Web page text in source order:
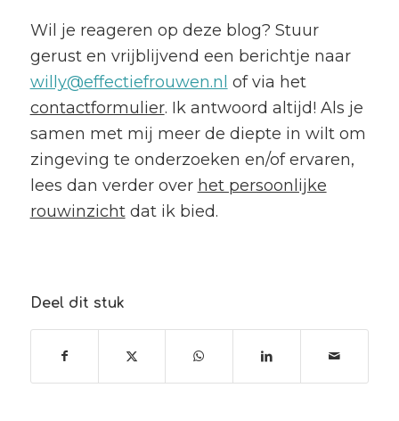
Wil je reageren op deze blog? Stuur
gerust en vrijblijvend een berichtje naar
willy@effectiefrouwen.nl of via het
contactformulier. Ik antwoord altijd! Als je
samen met mij meer de diepte in wilt om
zingeving te onderzoeken en/of ervaren,
lees dan verder over het persoonlijke
rouwinzichtdat ik bied.
Deel dit stuk